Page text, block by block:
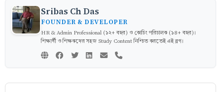
Sribas Ch Das
FOUNDER & DEVELOPER
HR & Admin Professional (১২+ বছর) ও কোচিং পরিচালক (১৪+ বছর)।
শিক্ষার্থী ও শিক্ষকদের সহজ Study Content নিশ্চিত করতেই এই ব্লগ।